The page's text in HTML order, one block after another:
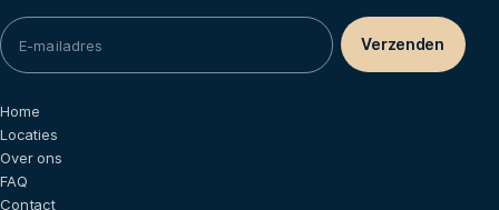
Home
Locaties
Over ons
FAQ
Contact